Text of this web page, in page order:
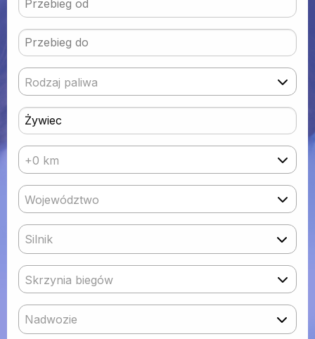
Rodzaj paliwa
+0 km
Województwo
Silnik
Skrzynia biegów
Nadwozie